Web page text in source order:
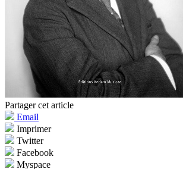
Partager cet article
Email
Imprimer
Twitter
Facebook
Myspace